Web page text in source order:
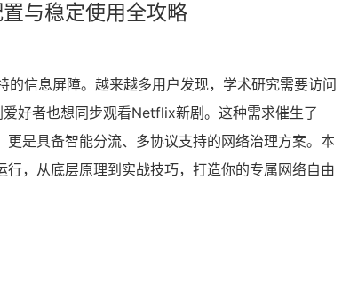
与稳定使用全攻略
信息屏障。越来越多用户发现，学术研究需要访问
好者也想同步观看Netflix新剧。这种需求催生了
是具备智能分流、多协议支持的网络治理方案。本
，从底层原理到实战技巧，打造你的专属网络自由